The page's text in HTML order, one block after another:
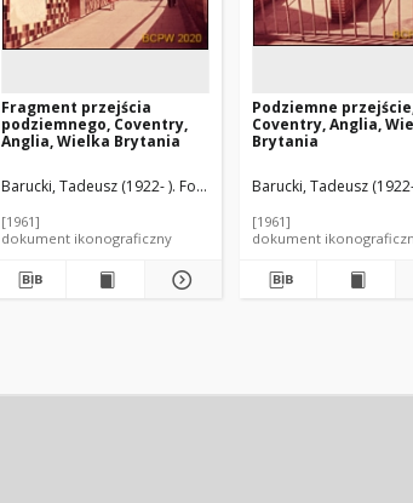
Fragment przejścia
podziemnego, Coventry,
Anglia, Wielka Brytania
Barucki, Tadeusz (1922- ). Fotograf
[1961]
dokument ikonograficzny
Podziemne
Coventry, Anglia,
Brytania
Barucki, Tadeusz
[1961]
dokument